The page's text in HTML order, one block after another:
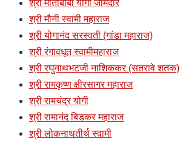
श्री मोतीबाबा योगी जामदार
श्री मौनी स्वामी महाराज
श्री योगानंद सरस्वती (गांडा महाराज)
श्री रंगावधूत स्वामीमहाराज
श्री रघुनाथभटजी नाशिककर (सतरावे शतक)
श्री रामकृष्ण क्षीरसागर महाराज
श्री रामचंद्र योगी
श्री रामानंद बिडकर महाराज
श्री लोकनाथतीर्थ स्वामी